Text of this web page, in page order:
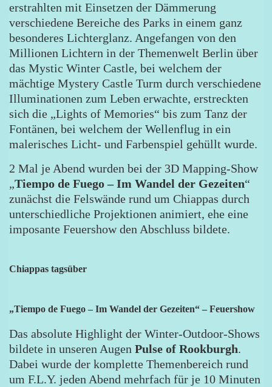
erstrahlten mit Einsetzen der Dämmerung
verschiedene Bereiche des Parks in einem ganz
besonderes Lichterglanz. Angefangen von den
Millionen Lichtern in der Themenwelt Berlin über
das Mystic Winter Castle, bei welchem der
mächtige Mystery Castle Turm durch verschiedene
Illuminationen zum Leben erwachte, erstreckten
sich die „Lights of Memories“ bis zum Tanz der
Fontänen, bei welchem der Wellenflug in ein
malerisches Licht- und Farbenspiel gehüllt wurde.
2 Mal je Abend wurden bei der 3D Mapping-Show
„Tiempo de Fuego – Im Wandel der Gezeiten“
zunächst die Felswände rund um Chiappas durch
unterschiedliche Projektionen animiert, ehe eine
imposante Feuershow den Abschluss bildete.
Chiappas tagsüber
„Tiempo de Fuego – Im Wandel der Gezeiten“ – Feuershow
Das absolute Highlight der Winter-Outdoor-Shows
bildete in unseren Augen Pulse of Rookburgh.
Dabei wurde der komplette Themenbereich rund
um F.L.Y. jeden Abend mehrfach für je 10 Minuten